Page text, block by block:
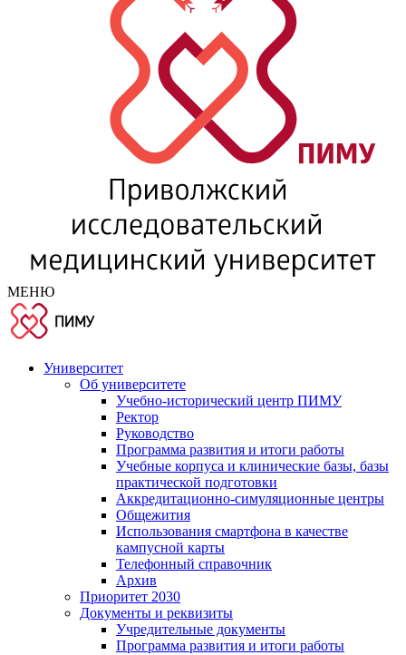
МЕНЮ
Университет
Об университете
Учебно-исторический центр ПИМУ
Ректор
Руководство
Программа развития и итоги работы
Учебные корпуса и клинические базы, базы
практической подготовки
Аккредитационно-симуляционные центры
Общежития
Использования смартфона в качестве
кампусной карты
Телефонный справочник
Архив
Приоритет 2030
Документы и реквизиты
Учредительные документы
Программа развития и итоги работы